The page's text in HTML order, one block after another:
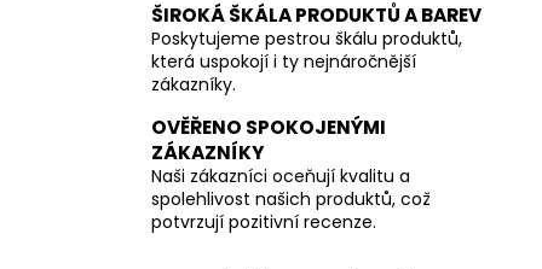
ŠIROKÁ ŠKÁLA PRODUKTŮ A BAREV
Poskytujeme pestrou škálu produktů,
která uspokojí i ty nejnáročnější
zákazníky.
OVĚŘENO SPOKOJENÝMI
ZÁKAZNÍKY
Naši zákazníci oceňují kvalitu a
spolehlivost našich produktů, což
potvrzují pozitivní recenze.